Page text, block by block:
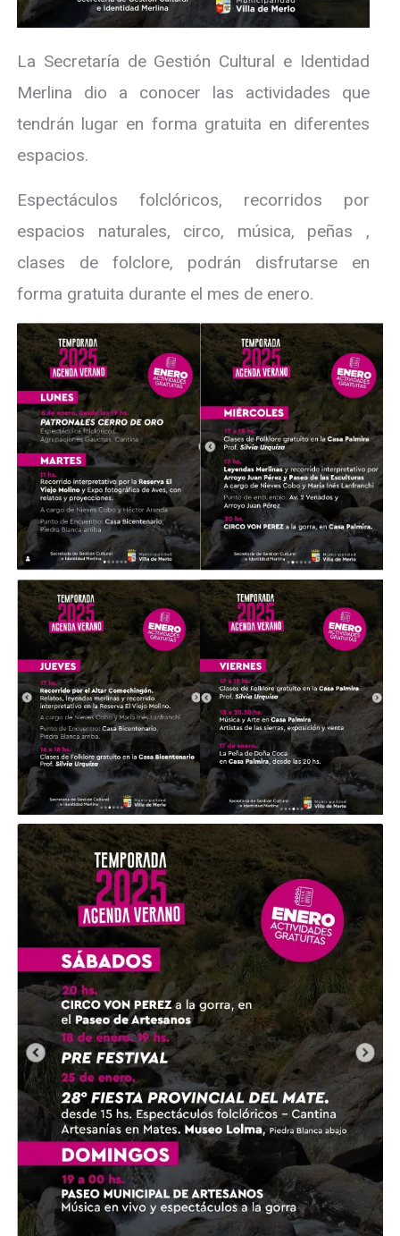
La Secretaría de Gestión Cultural e Identidad
Merlina dio a conocer las actividades que
tendrán lugar en forma gratuita en diferentes
espacios.
Espectáculos folclóricos, recorridos por
espacios naturales, circo, música, peñas ,
clases de folclore, podrán disfrutarse en
forma gratuita durante el mes de enero.